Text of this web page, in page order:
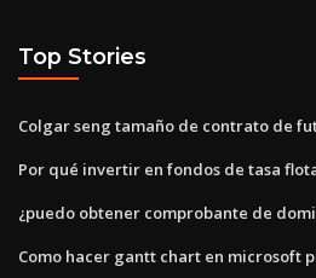
Top Stories
Colgar seng tamaño de contrato de
Por qué invertir en fondos de tasa
¿puedo obtener comprobante de
Como hacer gantt chart en microsoft